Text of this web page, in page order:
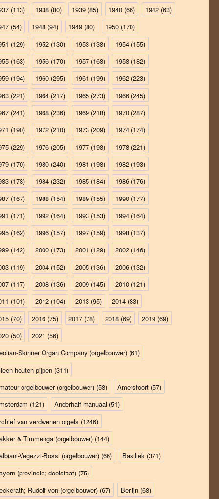
(113) 1938 (80) 1939 (85) 1940 (66) 1942 (63)
(54) 1948 (94) 1949 (80) 1950 (170)
(129) 1952 (130) 1953 (138) 1954 (155)
(163) 1956 (170) 1957 (168) 1958 (182)
(194) 1960 (295) 1961 (199) 1962 (223)
(221) 1964 (217) 1965 (273) 1966 (245)
(241) 1968 (236) 1969 (218) 1970 (287)
(190) 1972 (210) 1973 (209) 1974 (174)
(229) 1976 (205) 1977 (198) 1978 (221)
(170) 1980 (240) 1981 (198) 1982 (193)
(178) 1984 (232) 1985 (184) 1986 (176)
(167) 1988 (154) 1989 (155) 1990 (177)
(171) 1992 (164) 1993 (153) 1994 (164)
(162) 1996 (157) 1997 (159) 1998 (137)
(142) 2000 (173) 2001 (129) 2002 (146)
(119) 2004 (152) 2005 (136) 2006 (132)
(117) 2008 (136) 2009 (145) 2010 (121)
(101) 2012 (104) 2013 (95) 2014 (83)
(70) 2016 (75) 2017 (78) 2018 (69) 2019 (69)
(50) 2021 (56)
Skinner Organ Company (orgelbouwer) (61)
houten pijpen (311)
orgelbouwer (orgelbouwer) (58) Amersfoort (57)
(121) Anderhalf manuaal (51)
van verdwenen orgels (1246)
& Timmenga (orgelbouwer) (144)
Vegezzi-Bossi (orgelbouwer) (66) Basiliek (371)
(provincie; deelstaat) (75)
Rudolf von (orgelbouwer) (67) Berlijn (68)